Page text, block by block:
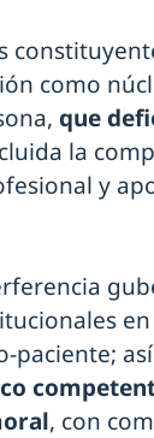
como
que
la
y
paciente;
, con